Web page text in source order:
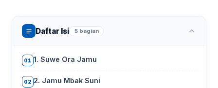
Daftar Isi 5 bagian
01 1. Suwe Ora Jamu
02 2. Jamu Mbak Suni